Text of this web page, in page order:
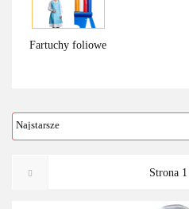
Fartuchy foliowe